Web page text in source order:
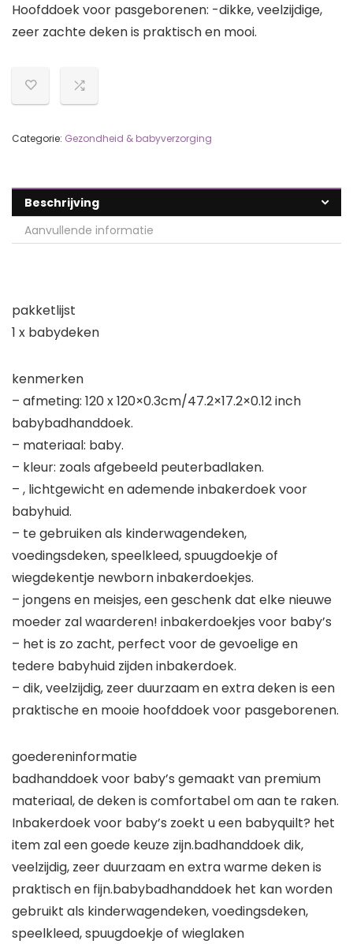
Hoofddoek voor pasgeborenen: -dikke, veelzijdige,
zeer zachte deken is praktisch en mooi.
Categorie: Gezondheid & babyverzorging
Beschrijving
Aanvullende informatie
pakketlijst
1 x babydeken
kenmerken
– afmeting: 120 x 120×0.3cm/47.2×17.2×0.12 inch
babybadhanddoek.
– materiaal: baby.
– kleur: zoals afgebeeld peuterbadlaken.
– , lichtgewicht en ademende inbakerdoek voor
babyhuid.
– te gebruiken als kinderwagendeken,
voedingsdeken, speelkleed, spuugdoekje of
wiegdekentje newborn inbakerdoekjes.
– jongens en meisjes, een geschenk dat elke nieuwe
moeder zal waarderen! inbakerdoekjes voor baby’s
– het is zo zacht, perfect voor de gevoelige en
tedere babyhuid zijden inbakerdoek.
– dik, veelzijdig, zeer duurzaam en extra deken is een
praktische en mooie hoofddoek voor pasgeborenen.
goedereninformatie
badhanddoek voor baby’s gemaakt van premium
materiaal, de deken is comfortabel om aan te raken.
Inbakerdoek voor baby’s zoekt u een babyquilt? het
item zal een goede keuze zijn.badhanddoek dik,
veelzijdig, zeer duurzaam en extra warme deken is
praktisch en fijn.babybadhanddoek het kan worden
gebruikt als kinderwagendeken, voedingsdeken,
speelkleed, spuugdoekje of wieglaken